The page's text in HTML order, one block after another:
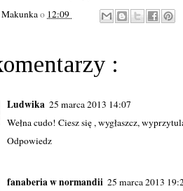
Makunkao 12:09
:
Ludwika 25 marca 2013 14:07
Wełna cudo! Ciesz się , wygłaszcz,
Odpowiedz
fanaberia w normandii 25 marca 2013